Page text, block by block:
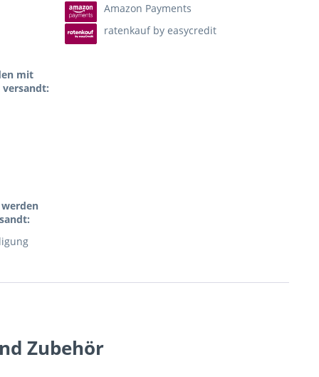
mit
Amazon Payments
ratenkauf by easycredit
Zubehör